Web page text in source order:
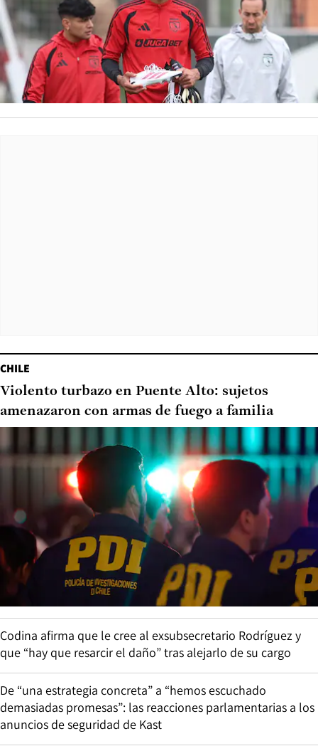
CHILE
Violento turbazo en Puente Alto: sujetos
amenazaron con armas de fuego a familia
Codina afirma que le cree al exsubsecretario Rodríguez y
que “hay que resarcir el daño” tras alejarlo de su cargo
De “una estrategia concreta” a “hemos escuchado
demasiadas promesas”: las reacciones parlamentarias a los
anuncios de seguridad de Kast